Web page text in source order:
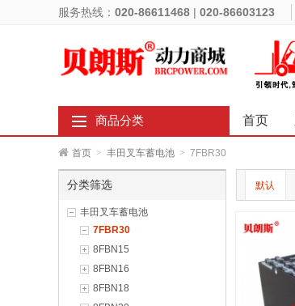
服务热线： 020-86611468 | 020-86603123
商品分类 首页
首页 > 丰田叉车蓄电池 > 7FBR30
分类筛选
丰田叉车蓄电池
7FBR30
8FBN15
8FBN16
8FBN18
默认